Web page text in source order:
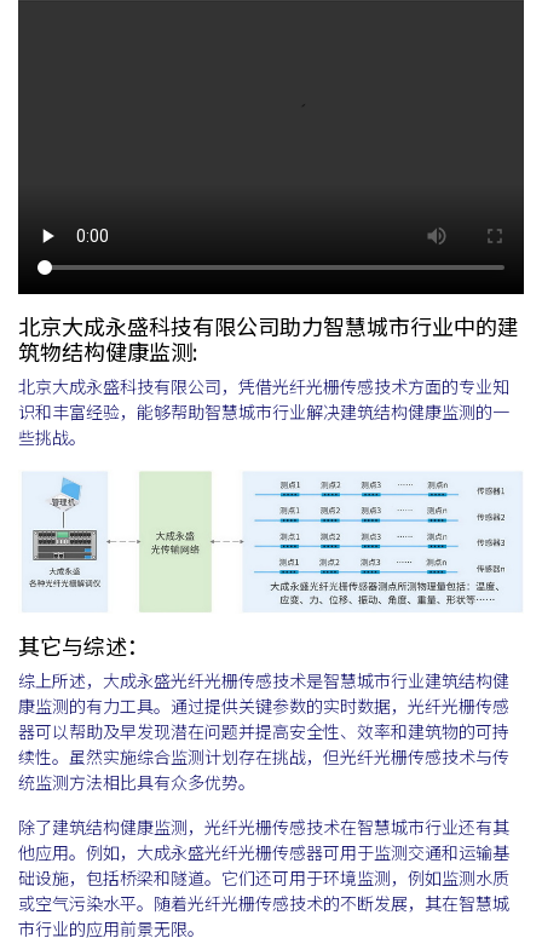
北京大成永盛科技有限公司助力智慧城市行业中的建
筑物结构健康监测:
北京大成永盛科技有限公司，凭借光纤光栅传感技术方面的专业知
识和丰富经验，能够帮助智慧城市行业解决建筑结构健康监测的一
些挑战。
其它与综述：
综上所述，大成永盛光纤光栅传感技术是智慧城市行业建筑结构健
康监测的有力工具。通过提供关键参数的实时数据，光纤光栅传感
器可以帮助及早发现潜在问题并提高安全性、效率和建筑物的可持
续性。虽然实施综合监测计划存在挑战，但光纤光栅传感技术与传
统监测方法相比具有众多优势。
除了建筑结构健康监测，光纤光栅传感技术在智慧城市行业还有其
他应用。例如，大成永盛光纤光栅传感器可用于监测交通和运输基
础设施，包括桥梁和隧道。它们还可用于环境监测，例如监测水质
或空气污染水平。随着光纤光栅传感技术的不断发展，其在智慧城
市行业的应用前景无限。